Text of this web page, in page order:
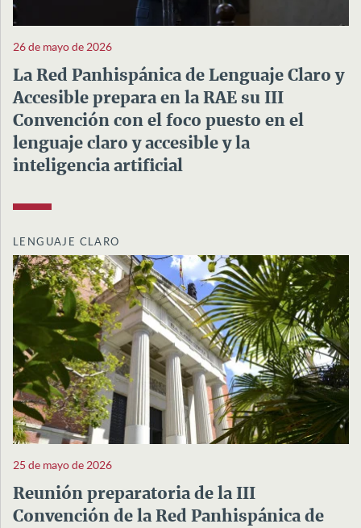
26 de mayo de 2026
La Red Panhispánica de Lenguaje Claro y
Accesible prepara en la RAE su III
Convención con el foco puesto en el
lenguaje claro y accesible y la
inteligencia artificial
LENGUAJE CLARO
25 de mayo de 2026
Reunión preparatoria de la III
Convención de la Red Panhispánica de